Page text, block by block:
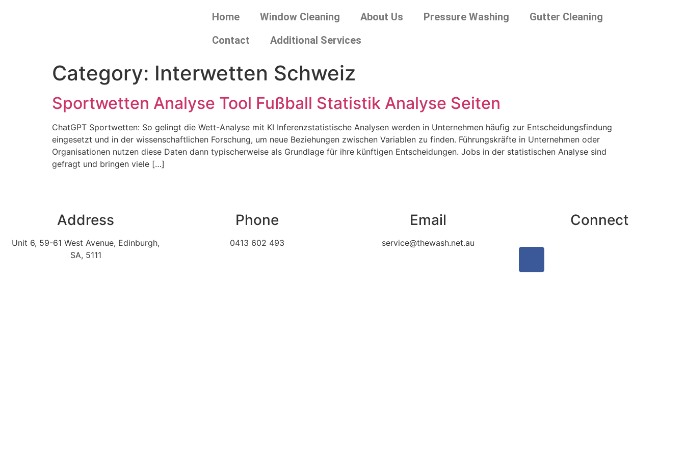
Home Window Cleaning About Us Pressure Washing
Gutter Cleaning
Contact
Additional Services
Category: Interwetten Schweiz
Sportwetten Analyse Tool Fußball Statistik Analyse Seiten
ChatGPT Sportwetten: So gelingt die Wett-Analyse mit KI Inferenzstatistische Analysen werden in Unternehmen häufig zur Entscheidungsfindung
eingesetzt und in der wissenschaftlichen Forschung, um neue Beziehungen zwischen Variablen zu finden. Führungskräfte in Unternehmen oder
Organisationen nutzen diese Daten dann typischerweise als Grundlage für ihre künftigen Entscheidungen. Jobs in der statistischen Analyse sind
gefragt und bringen viele […]
Address
Unit 6, 59-61 West Avenue, Edinburgh,
SA, 5111
Phone
0413 602 493
Email
service@thewash.net.au
Connect